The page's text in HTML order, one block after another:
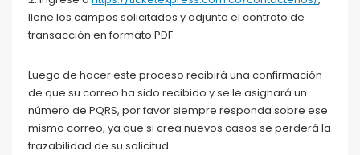
llene los campos solicitados y adjunte el contrato de
transacción en formato PDF
Luego de hacer este proceso recibirá una confirmación
de que su correo ha sido recibido y se le asignará un
número de PQRS, por favor siempre responda sobre ese
mismo correo, ya que si crea nuevos casos se perderá la
trazabilidad de su solicitud